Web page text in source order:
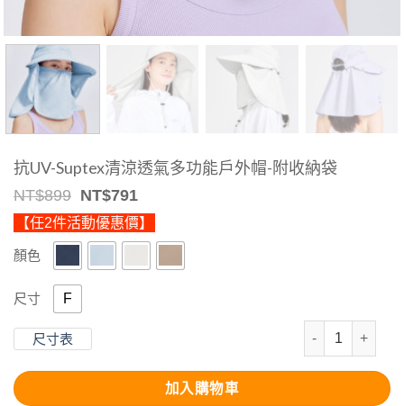
抗UV-Suptex清涼透氣多功能戶外帽-附收納袋
NT$899 Original
price
was:
NT$899.
NT$791
price
is:
NT$791.
【任2件活動優惠價】
顏色
尺寸 F
尺寸表
抗UV-Suptex
加入購物車